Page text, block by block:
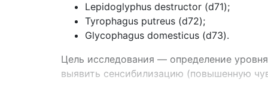
Lepidoglyphus destructor (d71);
Tyrophagus putreus (d72);
Glycophagus domesticus (d73).
Цель исследования — определение
выявить сенсибилизацию (повышенную